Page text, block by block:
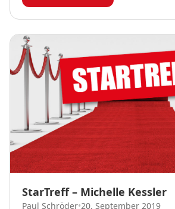
StarTreff – Michelle Kessler
Paul Schröder•20. September 2019